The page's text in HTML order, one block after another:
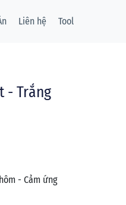
Liên hệ Tool
- Trắng
- Cảm ứng